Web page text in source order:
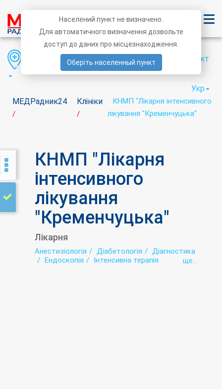
МЕДРадник24
/
Клініки
/
КНМП "Лікарня інтенсивного
лікування "Кременчуцька"
Область Район Населений пункт
Укр
КНМП "Лікарня
інтенсивного
лікування
"Кременчуцька"
Лікарня
Анестизіологія Діабетологія
Діагностика
Ендоскопія
Інтенсивна терапія
ще...
Населений пункт не визначено.
Для автоматичного визначення дозвольте
доступ до даних про місцезнаходження.
Оберіть населенный пункт